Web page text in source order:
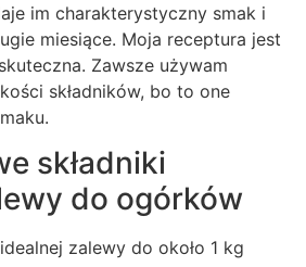
im charakterystyczny smak i
miesiące. Moja receptura jest
Zawsze używam
składników, bo to one
składniki
do ogórków
zalewy do około 1 kg